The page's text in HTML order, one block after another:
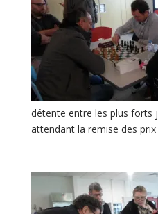
détente entre les plus forts
attendant la remise des prix